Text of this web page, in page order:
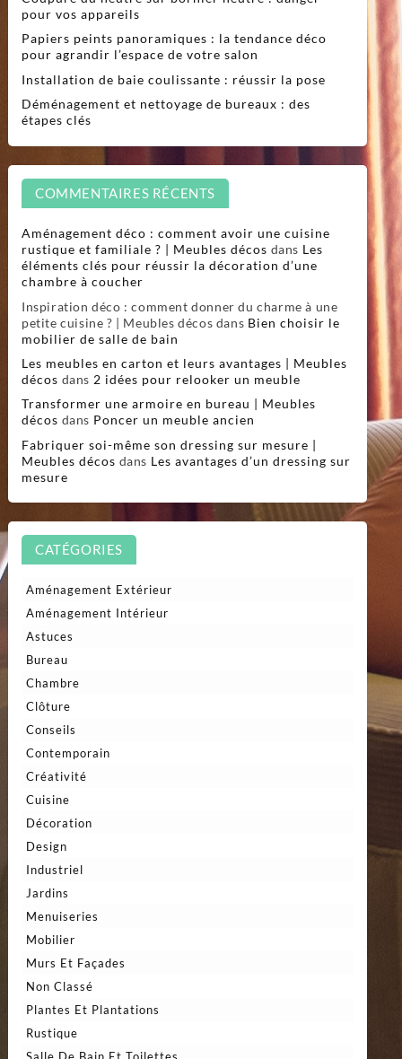
pour vos appareils
Papiers peints panoramiques : la tendance déco
pour agrandir l’espace de votre salon
Installation de baie coulissante : réussir la pose
Déménagement et nettoyage de bureaux : des
étapes clés
COMMENTAIRES RÉCENTS
Aménagement déco : comment avoir une cuisine
rustique et familiale ? | Meubles décos dans Les
éléments clés pour réussir la décoration d’une
chambre à coucher
Inspiration déco : comment donner du charme à une
petite cuisine ? | Meubles décos dans Bien choisir le
mobilier de salle de bain
Les meubles en carton et leurs avantages | Meubles
décos dans 2 idées pour relooker un meuble
Transformer une armoire en bureau | Meubles
décos dans Poncer un meuble ancien
Fabriquer soi-même son dressing sur mesure |
Meubles décos dans Les avantages d’un dressing sur
mesure
CATÉGORIES
Aménagement Extérieur
Aménagement Intérieur
Astuces
Bureau
Chambre
Clôture
Conseils
Contemporain
Créativité
Cuisine
Décoration
Design
Industriel
Jardins
Menuiseries
Mobilier
Murs Et Façades
Non Classé
Plantes Et Plantations
Rustique